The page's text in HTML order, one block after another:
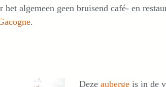
het algemeen geen bruisend café- en
.
Deze auberge is in de